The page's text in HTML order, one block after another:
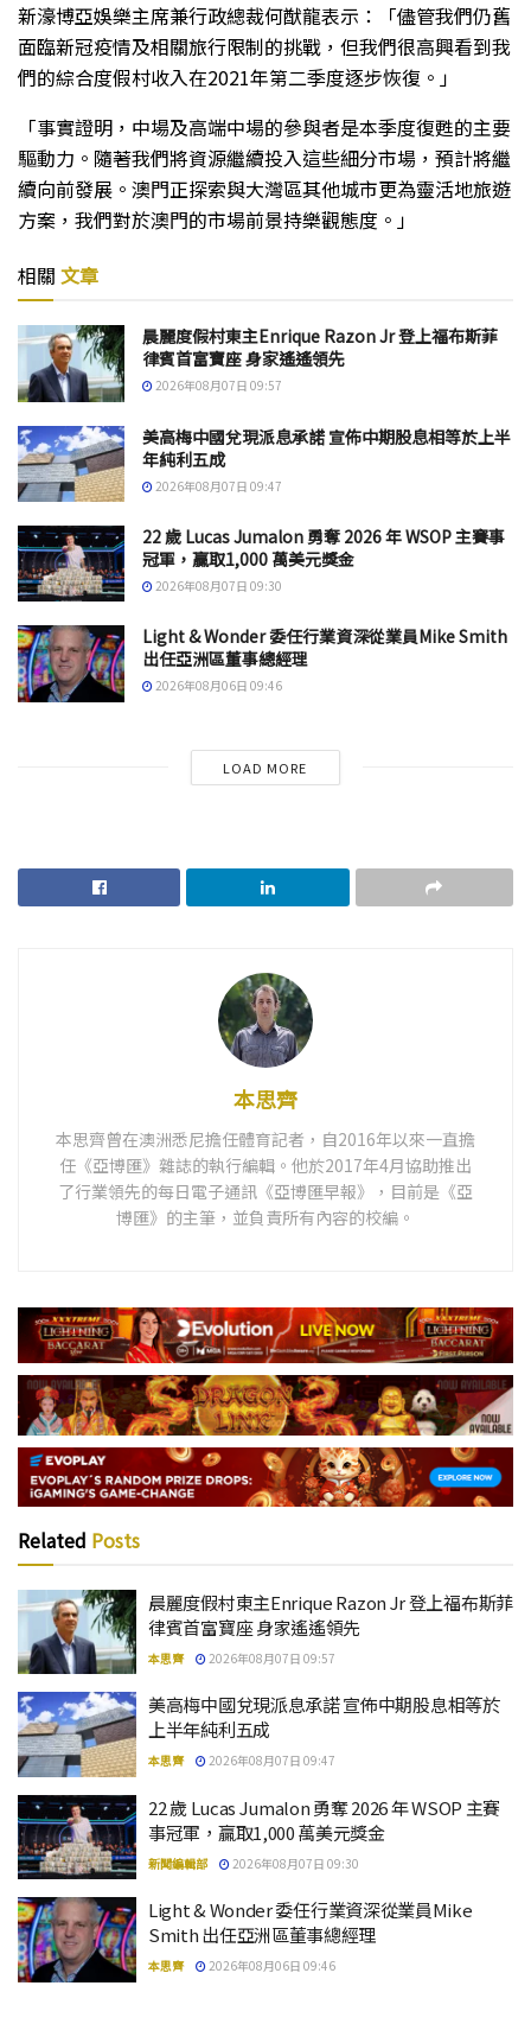
新濠博亞娛樂主席兼行政總裁何猷龍表示：「儘管我們仍舊
面臨新冠疫情及相關旅行限制的挑戰，但我們很高興看到我
們的綜合度假村收入在2021年第二季度逐步恢復。」
「事實證明，中場及高端中場的參與者是本季度復甦的主要
驅動力。隨著我們將資源繼續投入這些細分市場，預計將繼
續向前發展。澳門正探索與大灣區其他城市更為靈活地旅遊
方案，我們對於澳門的市場前景持樂觀態度。」
相關 文章
晨麗度假村東主Enrique Razon Jr 登上福布斯菲
律賓首富寶座 身家遙遙領先
2026年08月07日 09:57
美高梅中國兌現派息承諾 宣佈中期股息相等於上半
年純利五成
2026年08月07日 09:47
22 歲 Lucas Jumalon 勇奪 2026 年 WSOP 主賽事
冠軍，贏取1,000 萬美元獎金
2026年08月07日 09:30
Light & Wonder 委任行業資深從業員Mike Smith
出任亞洲區董事總經理
2026年08月06日 09:46
LOAD MORE
本思齊
本思齊曾在澳洲悉尼擔任體育記者，自2016年以來一直擔
任《亞博匯》雜誌的執行編輯。他於2017年4月協助推出
了行業領先的每日電子通訊《亞博匯早報》，目前是《亞
博匯》的主筆，並負責所有內容的校編。
Related Posts
晨麗度假村東主Enrique Razon Jr 登上福布斯菲
律賓首富寶座 身家遙遙領先
本思齊 2026年08月07日 09:57
美高梅中國兌現派息承諾 宣佈中期股息相等於
上半年純利五成
本思齊 2026年08月07日 09:47
22 歲 Lucas Jumalon 勇奪 2026 年 WSOP 主賽
事冠軍，贏取1,000 萬美元獎金
新聞編輯部 2026年08月07日 09:30
Light & Wonder 委任行業資深從業員Mike
Smith 出任亞洲區董事總經理
本思齊 2026年08月06日 09:46